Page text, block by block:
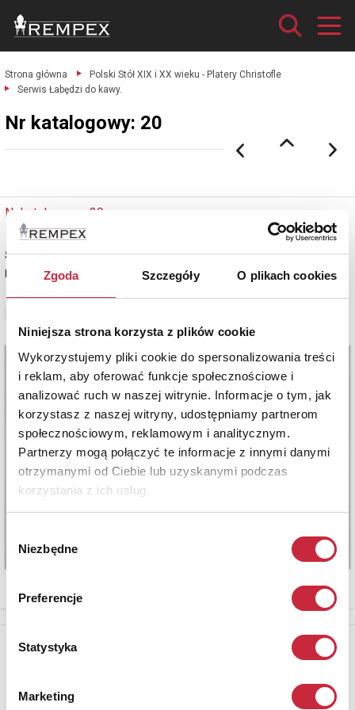
Zgoda Szczegóły O plikach cookies
Niniejsza strona korzysta z plików cookie
Wykorzystujemy pliki cookie do spersonalizowania treści
i reklam, aby oferować funkcje społecznościowe i
analizować ruch w naszej witrynie. Informacje o tym, jak
korzystasz z naszej witryny, udostępniamy partnerom
społecznościowym, reklamowym i analitycznym.
Partnerzy mogą połączyć te informacje z innymi danymi
otrzymanymi od Ciebie lub uzyskanymi podczas
korzystania z ich usług.
zgody
Niezbędne
Preferencje
Statystyka
Marketing
Strona główna
Polski Stół XIX i XX wieku - Platery Christofle
Serwis Łabędzi do kawy.
Nr katalogowy: 20
Nr katalogowy: 20
Serwis Łabędzi do kawy
plater sygnowany, złocenia